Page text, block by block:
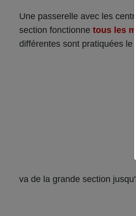
Une passerelle avec les
section fonctionne tous les
différentes sont pratiquées
va de la grande section